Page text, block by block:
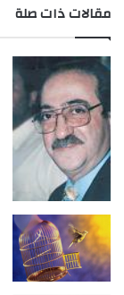
مقالات ذات صلة